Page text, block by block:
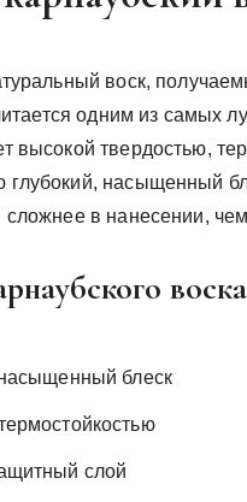
воск,
одним из самых
высокой твердостью,
глубокий, насыщенный
сложнее в нанесении,
блеск
слой